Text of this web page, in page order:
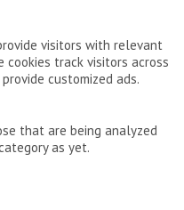
visitors with relevant
cookies track visitors across
customized ads.
that are being analyzed
as yet.